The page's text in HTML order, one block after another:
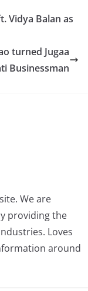
Vidya Balan as
turned Jugaa
Businessman
We are
providing the
Loves
around